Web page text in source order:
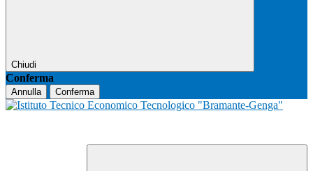
Chiudi
Conferma
Annulla Conferma